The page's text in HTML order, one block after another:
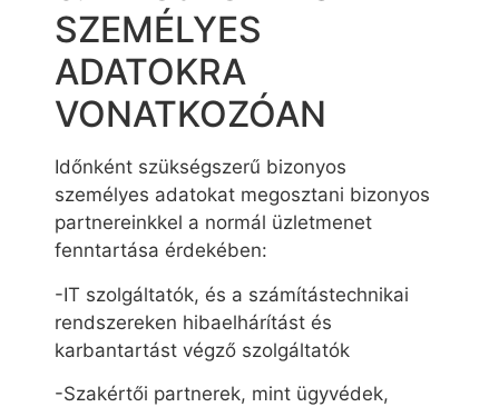
SZEMÉLYES
ADATOKRA
VONATKOZÓAN
Időnként szükségszerű bizonyos
személyes adatokat megosztani bizonyos
partnereinkkel a normál üzletmenet
fenntartása érdekében:
-IT szolgáltatók, és a számítástechnikai
rendszereken hibaelhárítást és
karbantartást végző szolgáltatók
-Szakértői partnerek, mint ügyvédek,